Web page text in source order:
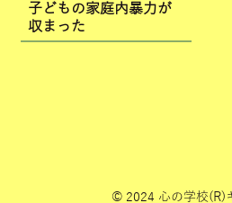
子どもの家庭内暴力が
収まった
© 2024 心の学校(R)